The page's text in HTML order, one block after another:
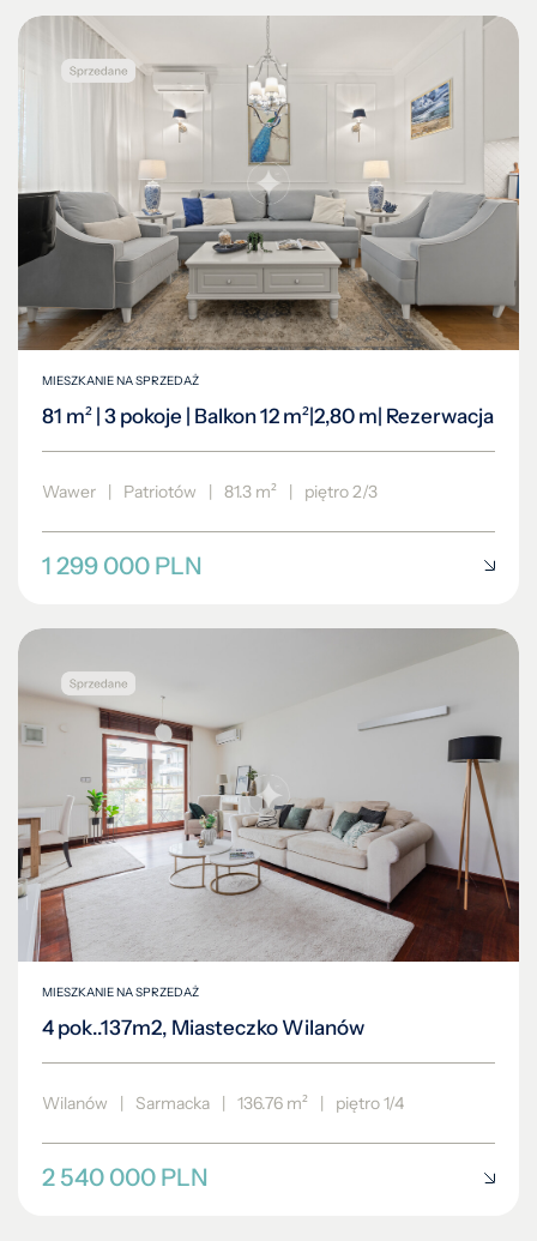
MIESZKANIE NA SPRZEDAŻ
81 m² | 3 pokoje | Balkon 12 m²|2,80 m| Rezerwacja
Wawer | Patriotów | 81.3 m² | piętro 2/3
1 299 000 PLN
MIESZKANIE NA SPRZEDAŻ
4 pok..137m2, Miasteczko Wilanów
Wilanów Sarmacka 136.76 m² piętro 1/4
2 540 000 PLN